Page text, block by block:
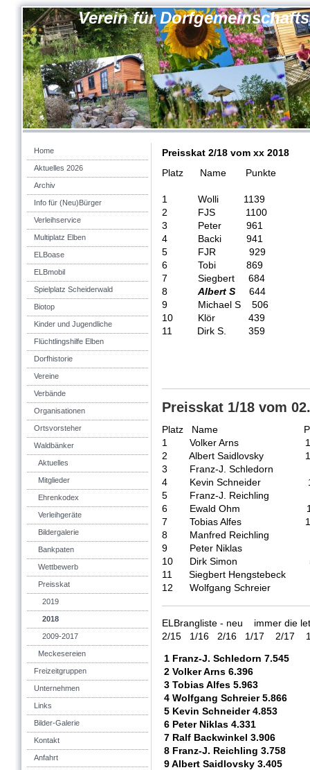
Verein für
Home
Aktuelles 2026
Archiv
Info für (Neu)Bürger
Verleihservice
Multiplatz Elben
ELBoase
ELBmobil
Spielplatz Scheiderwald
Biotop
Kinder und Jugendliche
Flüchtlingshilfe Elben
Dorfhistorie
Vereine
Verbände
Organisationen
Ortsvorsteher
Waldbänker
Aktuelles
Mitglieder
Ehrenkodex
Verleihgeräte
Bildergalerie
Bankpaten
Wettbewerb
Preisskat
2019
2018
2009-2017
Meckesereien
Freizeitgruppen
Unternehmen
Links
Bilder-Galerie
Kontakt
Anfahrt
Preisskat 2/18 vom xx 2018
Platz Name Punkte
1 Wolli 1139
2 FJS 1100
3 Peter 961
4 Backi 941
5 FJR 929
6 Tobi 869
7 Siegbert 684
8 Albert S
644
9 Michael S 506
10 Klör 439
11 Dirk S. 359
Preisskat 1/18 vom
Platz Name
1 Volker Arns
2 Albert Saidlovsky
3 Franz-J. Schledorn
4 Kevin Schneider
5 Franz-J. Reichling
6 Ewald Ohm
7 Tobias Alfes
8 Manfred Reichling
9 Peter Niklas
10 Dirk Simon
11 Siegbert Hengstebeck
12 Wolfgang Schreier
ELBrangliste - neu immer die
2/15 1/16 2/16 1/17 2/17
1 Franz-J. Schledorn 7.545
2 Volker Arns 6.396
3 Tobias Alfes 5.963
4 Wolfgang Schreier 5.866
5 Kevin Schneider 4.853
6 Peter Niklas 4.331
7 Ralf Backwinkel 3.906
8 Franz-J. Reichling 3.758
9 Albert Saidlovsky 3.405